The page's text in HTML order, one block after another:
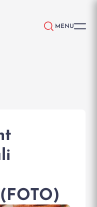
MENU